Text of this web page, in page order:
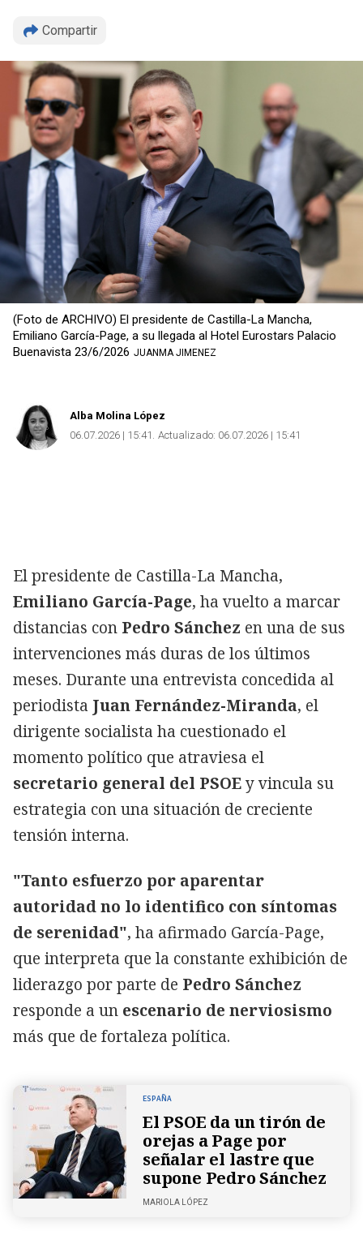
Compartir
Copiar
(Foto de ARCHIVO) El presidente de Castilla-La Mancha,
Emiliano García-Page, a su llegada al Hotel Eurostars Palacio
Buenavista 23/6/2026 JUANMA JIMENEZ
Alba Molina López
06.07.2026 | 15:41 Actualizado: 06.07.2026 | 15:41
El presidente de Castilla-La Mancha,
Emiliano García-Page, ha vuelto a marcar
distancias con Pedro Sánchez en una de sus
intervenciones más duras de los últimos
meses. Durante una entrevista concedida al
periodista Juan Fernández-Miranda, el
dirigente socialista ha cuestionado el
momento político que atraviesa el
secretario general del PSOEy vincula su
estrategia con una situación de creciente
tensión interna.
"Tanto esfuerzo por aparentar
autoridad no lo identifico con síntomas
de serenidad", ha afirmado García-Page,
que interpreta que la constante exhibición de
liderazgo por parte de Pedro Sánchez
responde a un escenario de nerviosismo
más que de fortaleza política.
ESPAÑA
El PSOE da un tirón de
orejas a Page por
señalar el lastre que
supone Pedro Sánchez
MARIOLA LÓPEZ